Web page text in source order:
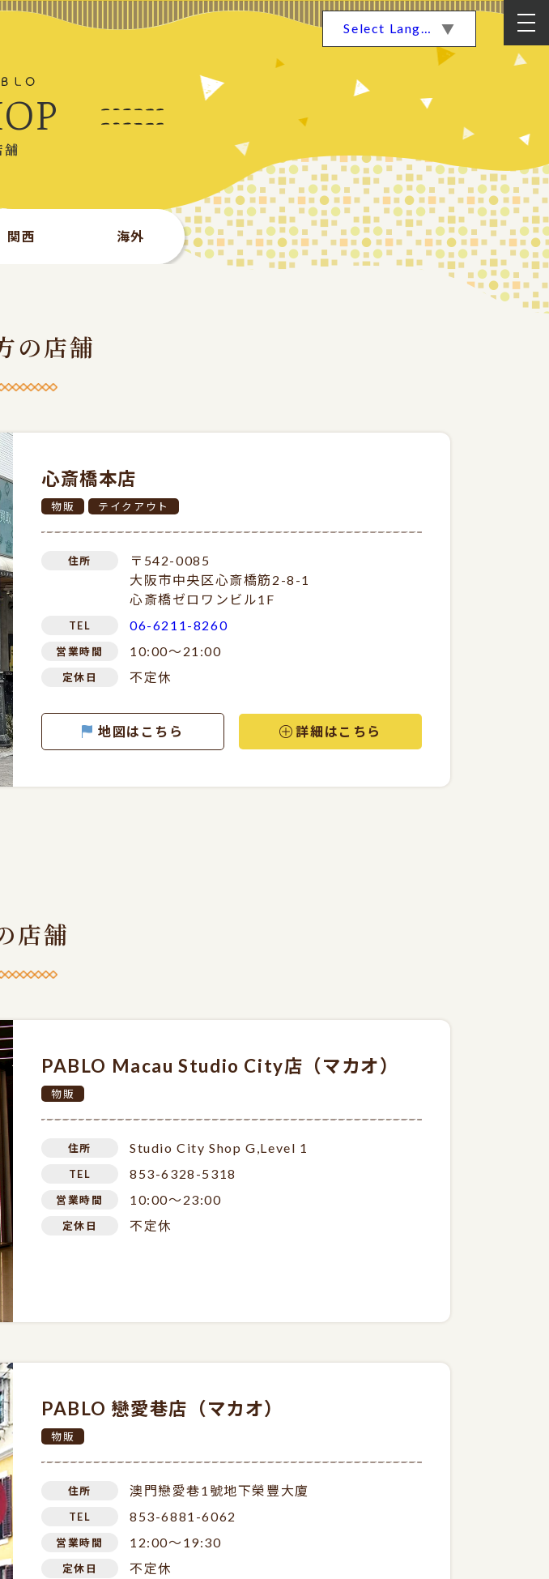
▼
舗
関西 海外
の店舗
心斎橋本店
物販 テイクアウト
住所
〒542-0085
大阪市中央区心斎橋筋2-8-1
心斎橋ゼロワンビル1F
TEL 06-6211-8260
営業時間 10:00～21:00
定休日 不定休
地図はこちら 詳細はこちら
店舗
PABLO Macau Studio City店（マカオ）
物販
住所 Studio City Shop G,Level 1
TEL 853-6328-5318
営業時間 10:00～23:00
定休日 不定休
PABLO 戀愛巷店（マカオ）
物販
住所 澳門戀愛巷1號地下榮豐大廈
TEL 853-6881-6062
営業時間 12:00～19:30
定休日 不定休